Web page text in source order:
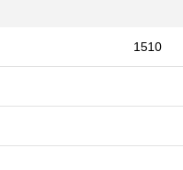
1510